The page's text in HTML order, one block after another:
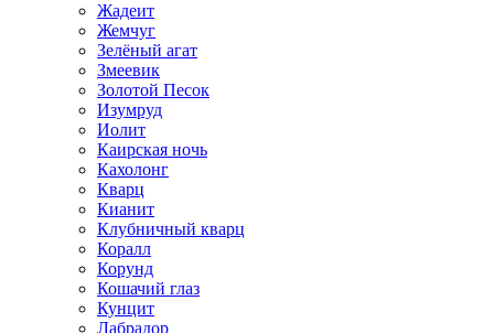
Жадеит
Жемчуг
Зелёный агат
Змеевик
Золотой Песок
Изумруд
Иолит
Каирская ночь
Кахолонг
Кварц
Кианит
Клубничный кварц
Коралл
Корунд
Кошачий глаз
Кунцит
Лабрадор